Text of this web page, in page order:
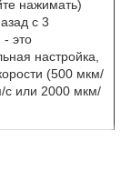
нажимать)
с 3
- это
настройка,
(500 мкм/
с или 2000 мкм/